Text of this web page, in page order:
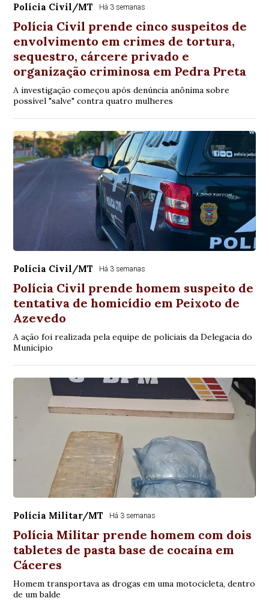
Polícia Civil/MT Há 3 semanas
Polícia Civil prende cinco suspeitos de
envolvimento em crimes de tortura,
sequestro, cárcere privado e
organização criminosa em Pedra Preta
A investigação começou após denúncia anônima sobre
possível "salve" contra quatro mulheres
Polícia Civil/MT Há 3 semanas
Polícia Civil prende homem suspeito de
tentativa de homicídio em Peixoto de
Azevedo
A ação foi realizada pela equipe de policiais da Delegacia do
Município
Polícia Militar/MT Há 3 semanas
Polícia Militar prende homem com dois
tabletes de pasta base de cocaína em
Cáceres
Homem transportava as drogas em uma motocicleta, dentro
de um balde